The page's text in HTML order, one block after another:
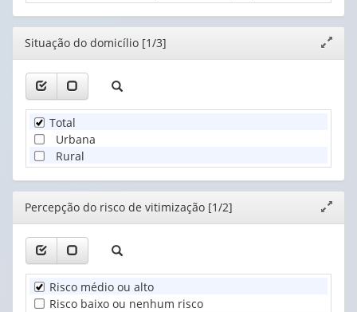
Editor
janela
Situação do domicílio [1/3]
Total
Urbana
Rural
Editor
janela
Percepção do risco de vitimização [1/2]
Risco médio ou alto
Risco baixo ou nenhum risco